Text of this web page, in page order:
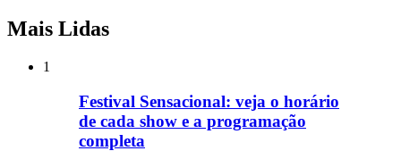
Mais Lidas
1
Festival Sensacional: veja o horário
de cada show e a programação
completa